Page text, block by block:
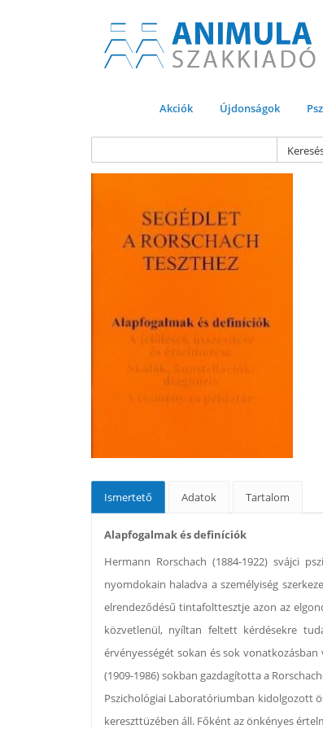
Akciók Újdonságok
Ismertető Adatok Tartalom
Alapfogalmak és definíciók
Hermann Rorschach (1884-1922) svájci
nyomdokain haladva a személyiség
elrendeződésű tintafolttesztje azon az
közvetlenül, nyíltan feltett kérdésekre
érvényességét sokan és sok
(1909-1986) sokban gazdagította a
Pszichológiai Laboratóriumban kidolgozott
kereszttüzében áll. Főként az önkényes